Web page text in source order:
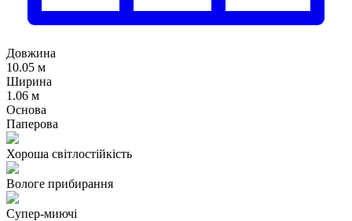
Довжина
10.05 м
Ширина
1.06 м
Основа
Паперова
Хороша світлостійкість
Вологе прибирання
Супер-миючі